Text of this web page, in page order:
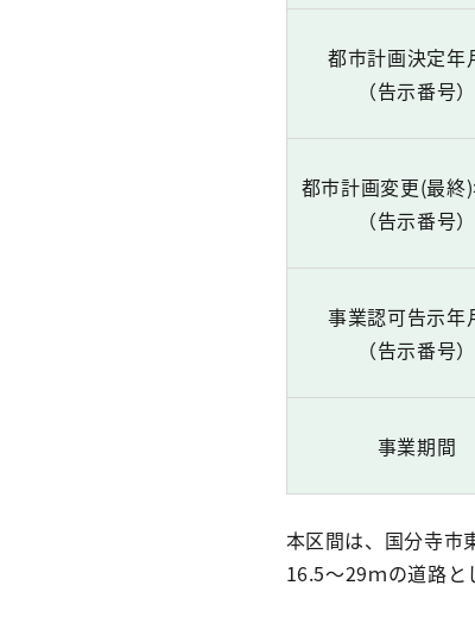
都市計画決定年
（告示番号）
都市計画変更(最終
（告示番号）
事業認可告示年
（告示番号）
事業期間
本区間は、国分寺市
16.5～29ｍの道路と